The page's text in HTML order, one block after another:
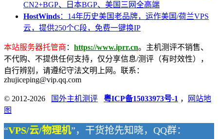
CN2+BGP、日本BGP、美国三网全高端
HostWinds：14年历史美国老品牌，运作美国/荷兰VPS
云，提供250个C段，免费一键换IP
本站服务器托管商 ： https://www.iprr.cn。主机测评不销售、
不代购、不提供任何支持，仅分享信息/测评（有时效性），
自行辨别，请遵纪守法文明上网。联系：
zhujiceping@vip.qq.com
© 2012-2026 国外主机测评 粤ICP备15033973号-1 ，
网站地
图
“VPS/云/物理机”，干货抢先知晓，QQ群：